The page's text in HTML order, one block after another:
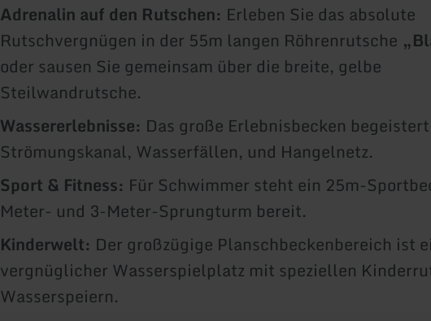
Adrenalin auf den Rutschen: Erleben Sie das absolute
Rutschvergnügen in der 55m langen Röhrenrutsche
oder sausen Sie gemeinsam über die breite, gelbe
Steilwandrutsche.
Wassererlebnisse: Das große Erlebnisbecken
Strömungskanal, Wasserfällen, und Hangelnetz.
Sport & Fitness: Für Schwimmer steht ein 25m-
Meter- und 3-Meter-Sprungturm bereit.
Kinderwelt: Der großzügige Planschbeckenbereich ist
vergnüglicher Wasserspielplatz mit speziellen
Wasserspeiern.